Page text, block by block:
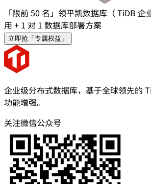
「限前 50 名」领平凯数据库（ TiDB
用 + 1 对 1 数据库部署方案
立即抢「专属权益」
企业级分布式数据库，基于全球领先的
功能增强。
关注微信公众号